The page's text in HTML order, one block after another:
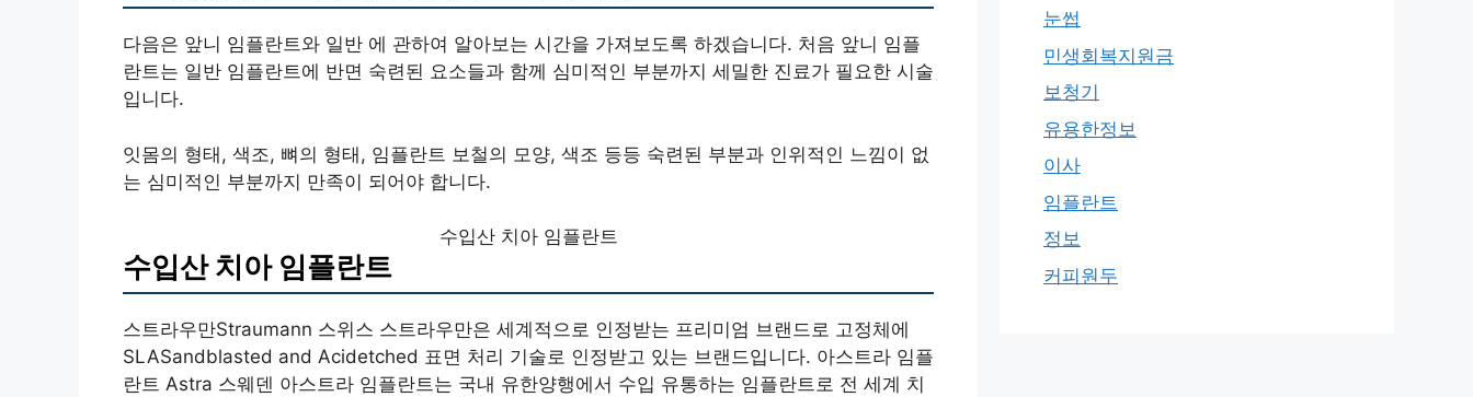
다음은 앞니 임플란트와 일반 에 관하여 알아보는 시간을 가져보도록 하겠습니다. 처음 앞니 임플
란트는 일반 임플란트에 반면 숙련된 요소들과 함께 심미적인 부분까지 세밀한 진료가 필요한 시술
입니다.
잇몸의 형태, 색조, 뼈의 형태, 임플란트 보철의 모양, 색조 등등 숙련된 부분과 인위적인 느낌이 없
는 심미적인 부분까지 만족이 되어야 합니다.
수입산 치아 임플란트
수입산 치아 임플란트
스트라우만Straumann 스위스 스트라우만은 세계적으로 인정받는 프리미엄 브랜드로 고정체에
SLASandblasted and Acidetched 표면 처리 기술로 인정받고 있는 브랜드입니다. 아스트라 임플
란트 Astra 스웨덴 아스트라 임플란트는 국내 유한양행에서 수입 유통하는 임플란트로 전 세계 치
눈썹
민생회복지원금
보청기
유용한정보
이사
임플란트
정보
커피원두